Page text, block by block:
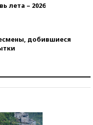
лета – 2026
добившиеся